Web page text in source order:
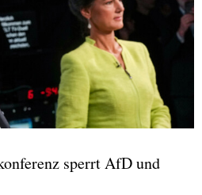
sperrt AfD und